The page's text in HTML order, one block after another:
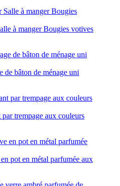
à manger Bougies votives
de bâton de ménage uni
trempage aux couleurs
pot en métal parfumée aux